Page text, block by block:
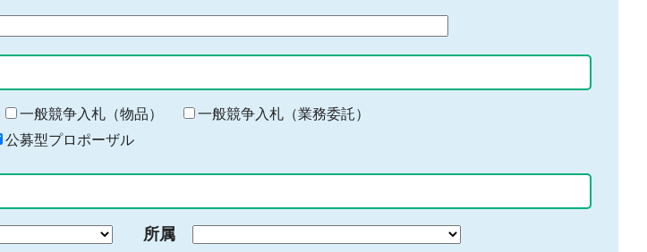
一般競争入札（物品）
一般競争入札（業務委託）
公募型プロポーザル
所属